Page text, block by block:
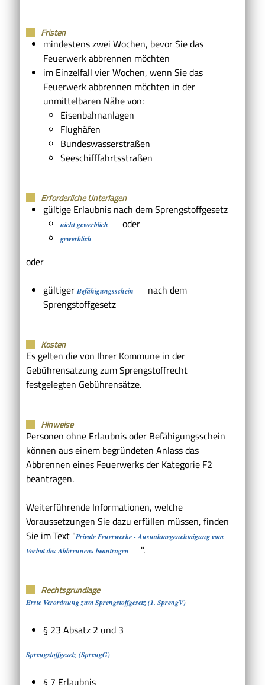
Fristen
mindestens zwei Wochen, bevor Sie das
Feuerwerk abbrennen möchten
im Einzelfall vier Wochen, wenn Sie das
Feuerwerk abbrennen möchten in der
unmittelbaren Nähe von:
Eisenbahnanlagen
Flughäfen
Bundeswasserstraßen
Seeschifffahrtsstraßen
Erforderliche Unterlagen
gültige Erlaubnis nach dem Sprengstoffgesetz
nicht gewerblich oder
gewerblich
oder
gültiger Befähigungsschein
nach dem
Sprengstoffgesetz
Kosten
Es gelten die von Ihrer Kommune in der
Gebührensatzung zum Sprengstoffrecht
festgelegten Gebührensätze.
Hinweise
Personen ohne Erlaubnis oder Befähigungsschein
können aus einem begründeten Anlass das
Abbrennen eines Feuerwerks der Kategorie F2
beantragen.
Weiterführende Informationen, welche
Voraussetzungen Sie dazu erfüllen müssen, finden
Sie im Text "Private Feuerwerke - Ausnahmegenehmigung vom
Verbot des Abbrennens beantragen
".
Rechtsgrundlage
Erste Verordnung zum Sprengstoffgesetz (1. SprengV)
§ 23 Absatz 2 und 3
Sprengstoffgesetz (SprengG)
§ 7 Erlaubnis